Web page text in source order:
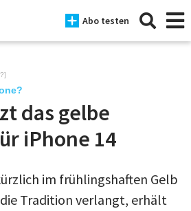
Abo testen
]
das gelbe
iPhone 14
im frühlingshaften Gelb
die Tradition verlangt, erhält